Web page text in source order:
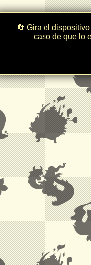
🔄 Gira el
caso de que lo